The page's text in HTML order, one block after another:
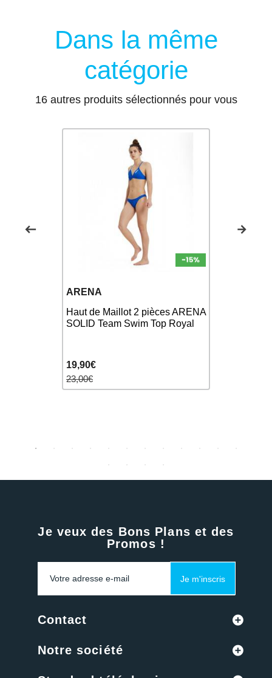
Dans la même
catégorie
16 autres produits sélectionnés pour vous
ARENA
Haut de Maillot 2 pièces ARENA
SOLID Team Swim Top Royal
19,90€
23,00€
Je veux des Bons Plans et des
Promos !
Je m'inscris
Contact
Notre société